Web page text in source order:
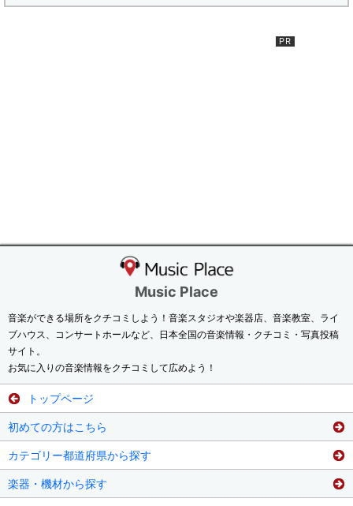
Music Place
音楽ができる場所をクチコミしよう！音楽スタジオや楽器店、音楽教室、ライ
ブハウス、コンサートホールなど、日本全国の音楽情報・クチコミ・写真投稿
サイト。
お気に入りの音楽情報をクチコミして広めよう！
トップページ
初めての方はこちら
カテゴリー都道府県から探す
楽器・機材から探す